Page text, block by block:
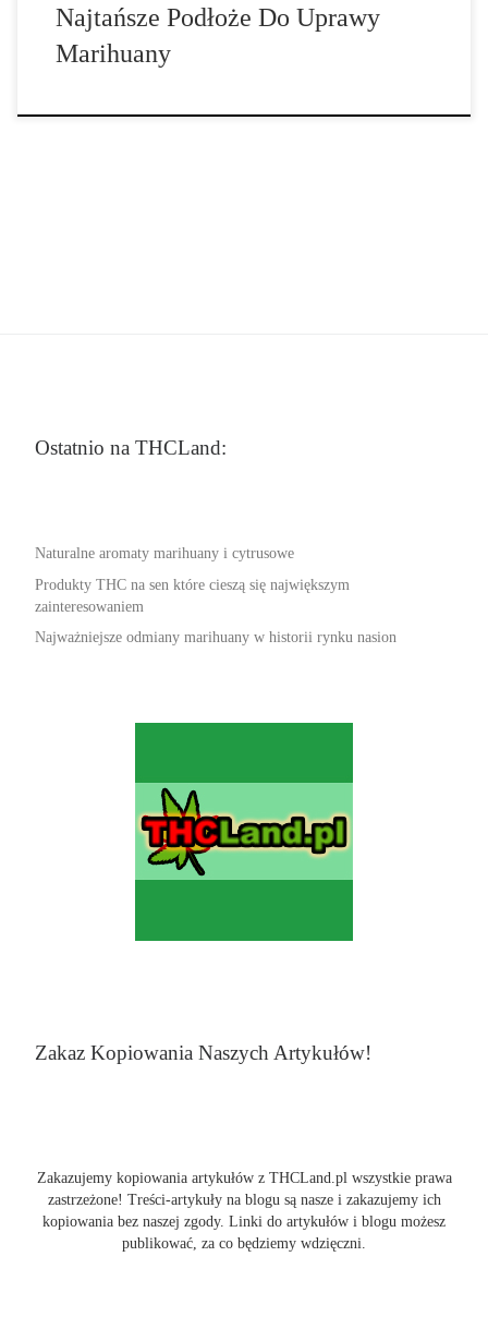
Najtańsze Podłoże Do Uprawy
Marihuany
Ostatnio na THCLand:
Naturalne aromaty marihuany i cytrusowe
Produkty THC na sen które cieszą się największym
zainteresowaniem
Najważniejsze odmiany marihuany w historii rynku nasion
Zakaz Kopiowania Naszych Artykułów!
Zakazujemy kopiowania artykułów z THCLand.pl wszystkie prawa
zastrzeżone! Treści-artykuły na blogu są nasze i zakazujemy ich
kopiowania bez naszej zgody. Linki do artykułów i blogu możesz
publikować, za co będziemy wdzięczni.